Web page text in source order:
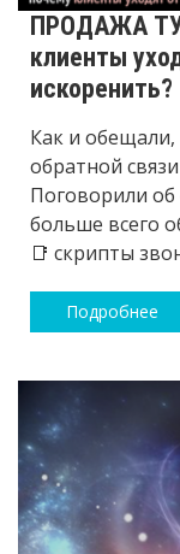
ПРОДАЖА
клиенты
искоренить?
Как и обещали,
обратной
Поговорили об
больше всего
📑 скрипты
Подробнее